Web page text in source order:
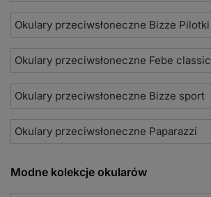
Okulary przeciwsłoneczne Bizze Pilotki
Okulary przeciwsłoneczne Febe classic
Okulary przeciwsłoneczne Bizze sport
Okulary przeciwsłoneczne Paparazzi
Modne kolekcje okularów